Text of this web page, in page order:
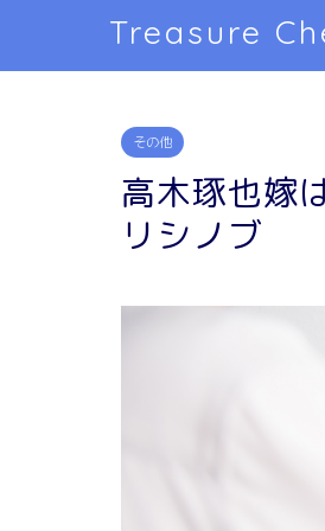
Treasure
その他
高木琢也嫁
リシノブ